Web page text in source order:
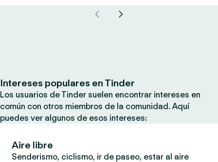
Intereses populares en Tinder
Los usuarios de Tinder suelen encontrar intereses en
común con otros miembros de la comunidad. Aquí
puedes ver algunos de esos intereses:
Aire libre
Senderismo, ciclismo, ir de paseo, estar al aire